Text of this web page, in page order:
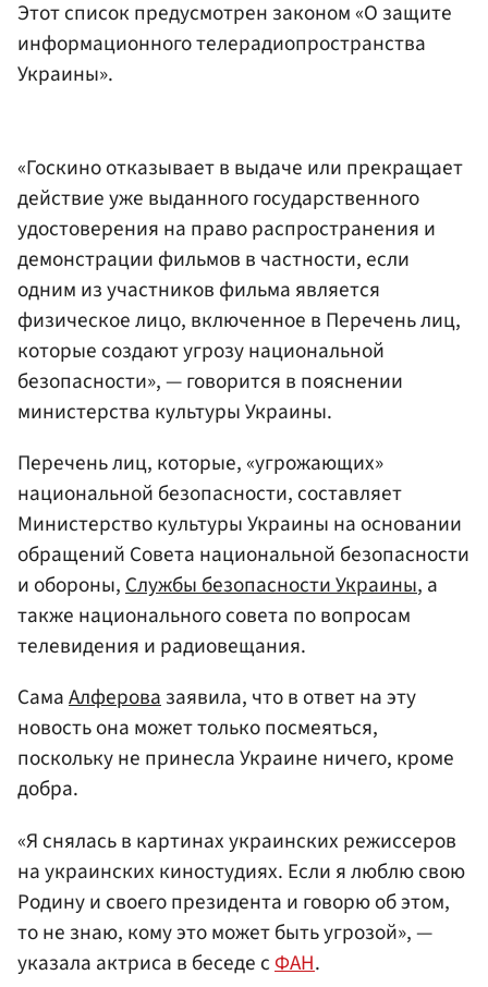
Этот список предусмотрен законом «О защите
информационного телерадиопространства
Украины».
«Госкино отказывает в выдаче или прекращает
действие уже выданного государственного
удостоверения на право распространения и
демонстрации фильмов в частности, если
одним из участников фильма является
физическое лицо, включенное в Перечень лиц,
которые создают угрозу национальной
безопасности», — говорится в пояснении
министерства культуры Украины.
Перечень лиц, которые, «угрожающих»
национальной безопасности, составляет
Министерство культуры Украины на основании
обращений Совета национальной безопасности
и обороны,Службы безопасности Украины, а
также национального совета по вопросам
телевидения и радиовещания.
СамаАлферовазаявила, что в ответ на эту
новость она может только посмеяться,
поскольку не принесла Украине ничего, кроме
добра.
«Я снялась в картинах украинских режиссеров
на украинских киностудиях. Если я люблю свою
Родину и своего президента и говорю об этом,
то не знаю, кому это может быть угрозой», —
указала актриса в беседе с ФАН.